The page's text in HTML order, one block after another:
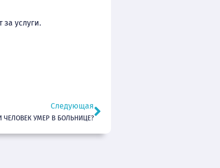
услуги.
Следующая
ЧЕЛОВЕК УМЕР В БОЛЬНИЦЕ?